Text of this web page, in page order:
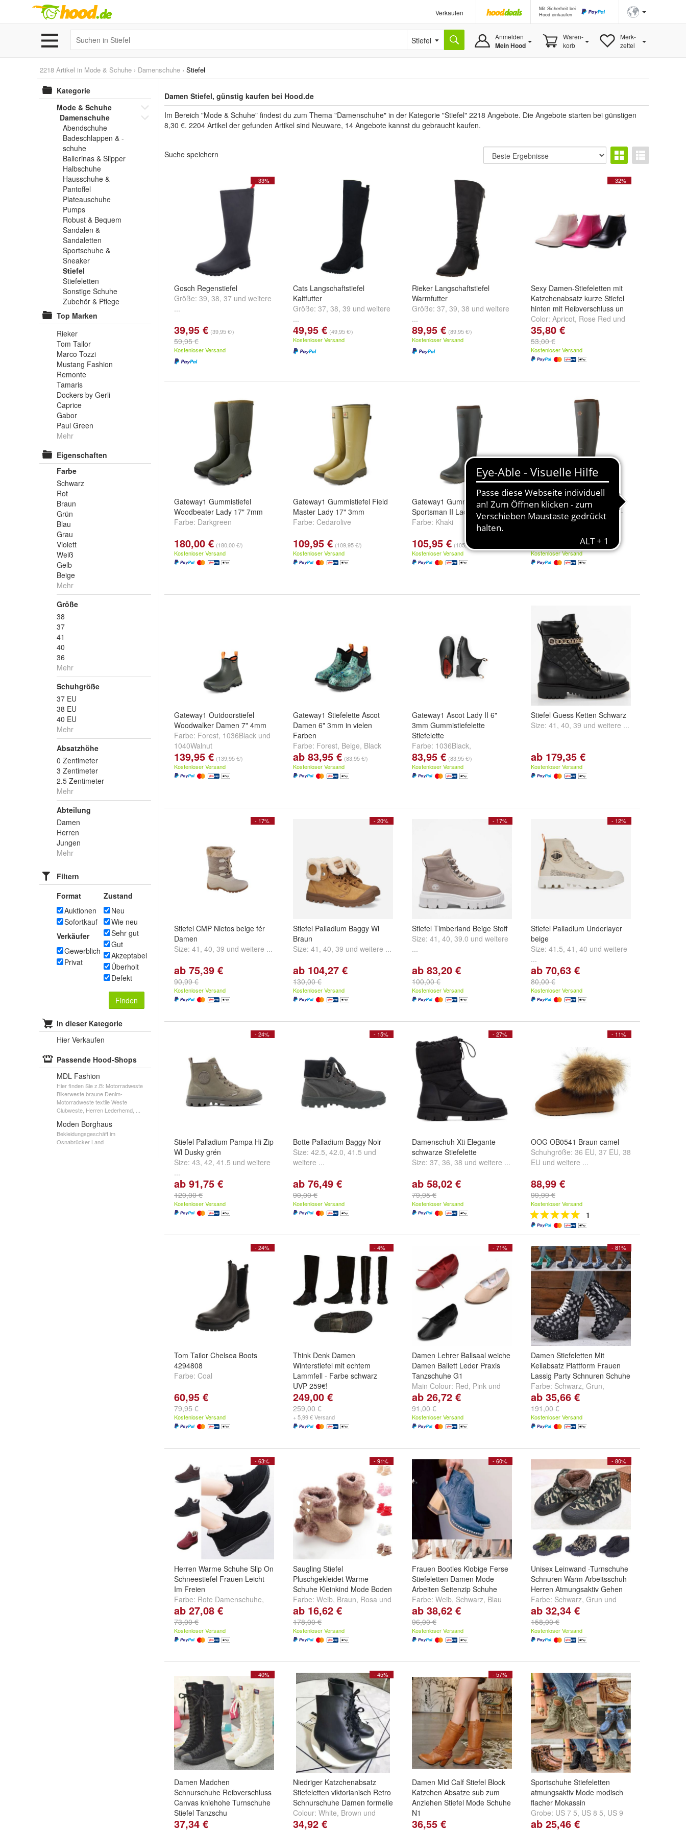
Verkaufen
Mit Sicherheit bei
Hood einkaufen
Stiefel Anmelden
Mein Hood
Waren-
korb
Merk-
zettel
2218 Artikel in Mode & Schuhe › Damenschuhe › Stiefel
Kategorie
Mode & Schuhe
Damenschuhe
Abendschuhe
Badeschlappen & -
schuhe
Ballerinas & Slipper
Halbschuhe
Hausschuhe &
Pantoffel
Plateauschuhe
Pumps
Robust & Bequem
Sandalen &
Sandaletten
Sportschuhe &
Sneaker
Stiefel
Stiefeletten
Sonstige Schuhe
Zubehör & Pflege
Top Marken
Rieker
Tom Tailor
Marco Tozzi
Mustang Fashion
Remonte
Tamaris
Dockers by Gerli
Caprice
Gabor
Paul Green
Mehr
Eigenschaften
Farbe
Schwarz
Rot
Braun
Grün
Blau
Grau
Violett
Weiß
Gelb
Beige
Mehr
Größe
38
37
41
40
36
Mehr
Schuhgröße
37 EU
38 EU
40 EU
Mehr
Absatzhöhe
0 Zentimeter
3 Zentimeter
2.5 Zentimeter
Mehr
Abteilung
Damen
Herren
Jungen
Mehr
Filtern
Format
Auktionen
Sofortkauf
Verkäufer
Gewerblich
Privat
Zustand
Neu
Wie neu
Sehr gut
Gut
Akzeptabel
Überholt
Defekt
Finden
In dieser Kategorie
Hier Verkaufen
Passende Hood-Shops
MDL Fashion
Hier finden Sie z.B: Motorradweste
Bikerweste braune Denim-
Motorradweste textile Weste
Clubweste, Herren Lederhemd, ...
Moden Borghaus
Bekleidungsgeschäft im
Osnabrücker Land
Damen Stiefel, günstig kaufen bei Hood.de
Im Bereich "Mode & Schuhe" findest du zum Thema "Damenschuhe" in der Kategorie "Stiefel" 2218 Angebote. Die Angebote starten bei günstigen
8,30 €. 2204 Artikel der gefunden Artikel sind Neuware, 14 Angebote kannst du gebraucht kaufen.
Suche speichern
- 33%
Gosch Regenstiefel
Größe: 39, 38, 37 und weitere
...
39,95 € (39,95 €/)
59,95 €
Kostenloser Versand
Cats Langschaftstiefel
Kaltfutter
Größe: 37, 38, 39 und weitere
...
49,95 € (49,95 €/)
Kostenloser Versand
Rieker Langschaftstiefel
Warmfutter
Größe: 37, 39, 38 und weitere
...
89,95 € (89,95 €/)
Kostenloser Versand
- 32%
Sexy Damen-Stiefeletten mit
Katzchenabsatz kurze Stiefel
hinten mit Reibverschluss un
Color: Apricot, Rose Red und
Black
35,80 €
53,00 €
Kostenloser Versand
Gateway1 Gummistiefel
Woodbeater Lady 17" 7mm
Farbe: Darkgreen
180,00 € (180,00 €/)
Kostenloser Versand
Gateway1 Gummistiefel Field
Master Lady 17" 3mm
Farbe: Cedarolive
109,95 € (109,95 €/)
Kostenloser Versand
Gateway1 Gummistiefel
Sportsman II Lady 17" 4mm
Farbe: Khaki
105,95 € (105,95 €/)
Kostenloser Versand
Gateway1 Gummistiefel Moor
Country Lady 17" 3mm side-
zip
(199,90 €/)
Kostenloser Versand
Gateway1 Outdoorstiefel
Woodwalker Damen 7" 4mm
Farbe: Forest, 1036Black und
1040Walnut
139,95 € (139,95 €/)
Kostenloser Versand
Gateway1 Stiefelette Ascot
Damen 6" 3mm in vielen
Farben
Farbe: Forest, Beige, Black
und weitere ...
ab 83,95 € (83,95 €/)
Kostenloser Versand
Gateway1 Ascot Lady II 6"
3mm Gummistiefelette
Stiefelette
Farbe: 1036Black,
1047DarkBrown,2148Olive
undweitere ...
83,95 € (83,95 €/)
Kostenloser Versand
Stiefel Guess Ketten Schwarz
Size: 41 , 40, 39 und weitere ...
ab 179,35 €
Kostenloser Versand
- 17%
Stiefel CMP Nietos beige fér
Damen
Size: 41 , 40, 39 und weitere ...
ab 75,39 €
90,99 €
Kostenloser Versand
- 20%
Stiefel Palladium Baggy Wl
Braun
Size: 41 , 40, 39 und weitere ...
ab 104,27 €
130,00 €
Kostenloser Versand
- 17%
Stiefel Timberland Beige Stoff
Size: 41 , 40, 39.0 und weitere
...
ab 83,20 €
100,00 €
Kostenloser Versand
- 12%
Stiefel Palladium Underlayer
beige
Size: 41.5, 41 , 40 und weitere
...
ab 70,63 €
80,00 €
Kostenloser Versand
- 24%
Stiefel Palladium Pampa Hi Zip
Wl Dusky grén
Size: 43, 42, 41.5 und weitere
...
ab 91,75 €
120,00 €
Kostenloser Versand
- 15%
Botte Palladium Baggy Noir
Size: 42.5, 42.0, 41.5 und
weitere ...
ab 76,49 €
90,00 €
Kostenloser Versand
- 27%
Damenschuh Xti Elegante
schwarze Stiefelette
Size: 37, 36, 38 und weitere ...
ab 58,02 €
79,95 €
Kostenloser Versand
- 11%
OOG OB0541 Braun camel
Schuhgröße: 36 EU, 37 EU, 38
EU und weitere ...
88,99 €
99,99 €
Kostenloser Versand
1
- 24%
Tom Tailor Chelsea Boots
4294808
Farbe: Coal
60,95 €
79,95 €
Kostenloser Versand
- 4%
Think Denk Damen
Winterstiefel mit echtem
Lammfell - Farbe schwarz
UVP 259€!
Größe:37 und
249,00 €
259,00 €
+ 5,99 € Versand
- 71%
Damen Lehrer Ballsaal weiche
Damen Ballett Leder Praxis
Tanzschuhe G1
Main Colour: Red, Pink und
Black
ab 26,72 €
91,00 €
Kostenloser Versand
- 81%
Damen Stiefeletten Mit
Keilabsatz Plattform Frauen
Lassig Party Schnuren Schuhe
Farbe: Schwarz, Grun,
Konigsblauund
ab 35,66 €
191,00 €
Kostenloser Versand
- 63%
Herren Warme Schuhe Slip On
Schneestiefel Frauen Leicht
Im Freien
Farbe: Rote Damenschuhe,
Schwarze Damenschuhe
Braune Herrenschuhe
weitere ...
ab 27,08 €
73,00 €
Kostenloser Versand
- 91%
Saugling Stiefel
Pluschgekleidet Warme
Schuhe Kleinkind Mode Boden
Farbe: Weib, Braun, Rosa und
weitere ...
ab 16,62 €
178,00 €
Kostenloser Versand
- 60%
Frauen Booties Klobige Ferse
Stiefeletten Damen Mode
Arbeiten Seitenzip Schuhe
Farbe: Weib, Schwarz, Blau
und weitere ...
ab 38,62 €
96,00 €
Kostenloser Versand
- 80%
Unisex Leinwand -Turnschuhe
Schnuren Warm Arbeitsschuh
Herren Atmungsaktiv Gehen
Farbe: Schwarz, Grun und
Tarnung
ab 32,34 €
158,00 €
Kostenloser Versand
- 40%
Damen Madchen
Schnurschuhe Reibverschluss
Canvas kniehohe Turnschuhe
Stiefel Tanzschu
Colour: Black
37,34 €
- 45%
Niedriger Katzchenabsatz
Stiefeletten viktorianisch Retro
Schnurschuhe Damen formelle
Colour: White, Brown und
Black
34,92 €
- 57%
Damen Mid Calf Stiefel Block
Katzchen Absatze sub zum
Anziehen Stiefel Mode Schuhe
N1
color:Gray
36,55 €
Sportschuhe Stiefeletten
atmungsaktiv Mode modisch
flacher Mokassin
Grobe: US 7 5, US 8 5, US 9
und weitere ...
ab 25,46 €